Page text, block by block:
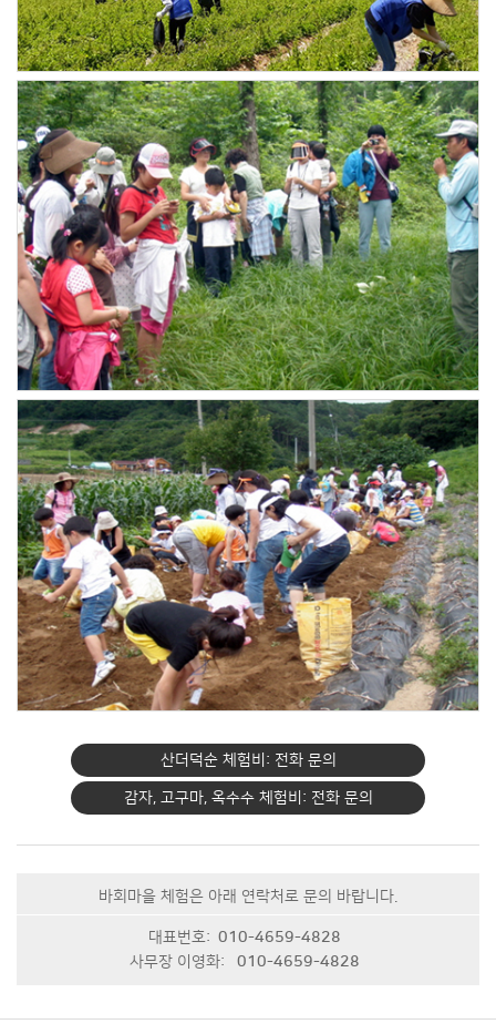
산더덕순 체험비: 전화 문의
감자, 고구마, 옥수수 체험비: 전화 문의
바회마을 체험은 아래 연락처로 문의 바랍니다.
대표번호: 010-4659-4828
사무장 이영화:
010-4659-4828